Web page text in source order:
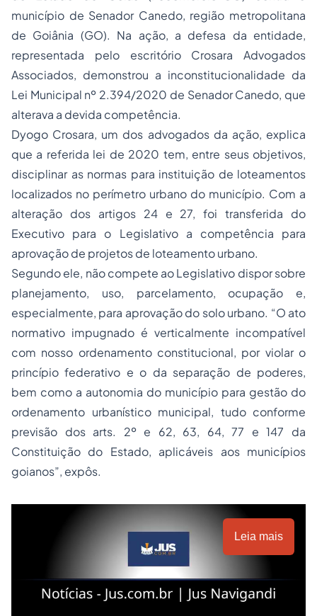
município de Senador Canedo, região metropolitana
de Goiânia (GO). Na ação, a defesa da entidade,
representada pelo escritório Crosara Advogados
Associados, demonstrou a inconstitucionalidade da
Lei Municipal nº 2.394/2020 de Senador Canedo, que
alterava a devida competência.
Dyogo Crosara, um dos advogados da ação, explica
que a referida lei de 2020 tem, entre seus objetivos,
disciplinar as normas para instituição de loteamentos
localizados no perímetro urbano do município. Com a
alteração dos artigos 24 e 27, foi transferida do
Executivo para o Legislativo a competência para
aprovação de projetos de loteamento urbano.
Segundo ele, não compete ao Legislativo dispor sobre
planejamento, uso, parcelamento, ocupação e,
especialmente, para aprovação do solo urbano. “O ato
normativo impugnado é verticalmente incompatível
com nosso ordenamento constitucional, por violar o
princípio federativo e o da separação de poderes,
bem como a autonomia do município para gestão do
ordenamento urbanístico municipal, tudo conforme
previsão dos arts. 2º e 62, 63, 64, 77 e 147 da
Constituição do Estado, aplicáveis aos municípios
goianos”, expôs.
Leia mais